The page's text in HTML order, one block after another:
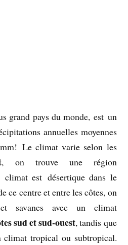
grand pays du monde, est un
annuelles moyennes
Le climat varie selon les
, on trouve une région
est désertique dans le
ce centre et entre les côtes, on
savanes avec un climat
sud et sud-ouest, tandis que
tropical ou subtropical.